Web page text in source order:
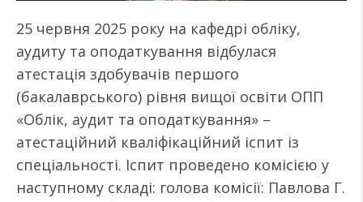
25 червня 2025 року на кафедрі обліку,
аудиту та оподаткування відбулася
атестація здобувачів першого
(бакалаврського) рівня вищої освіти ОПП
«Облік, аудит та оподаткування» –
атестаційний кваліфікаційний іспит із
спеціальності. Іспит проведено комісією у
наступному складі: голова комісії: Павлова Г.